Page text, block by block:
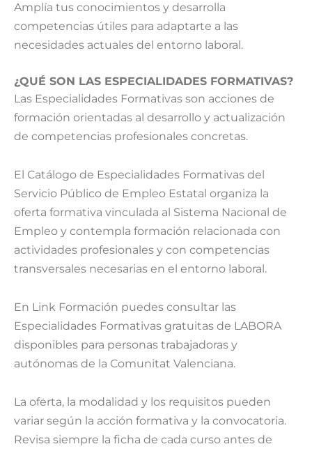
Amplía tus conocimientos y desarrolla
competencias útiles para adaptarte a las
necesidades actuales del entorno laboral.
¿QUÉ SON LAS ESPECIALIDADES FORMATIVAS?
Las Especialidades Formativas son acciones de
formación orientadas al desarrollo y actualización
de competencias profesionales concretas.
El Catálogo de Especialidades Formativas del
Servicio Público de Empleo Estatal organiza la
oferta formativa vinculada al Sistema Nacional de
Empleo y contempla formación relacionada con
actividades profesionales y con competencias
transversales necesarias en el entorno laboral.
En Link Formación puedes consultar las
Especialidades Formativas gratuitas de LABORA
disponibles para personas trabajadoras y
autónomas de la Comunitat Valenciana.
La oferta, la modalidad y los requisitos pueden
variar según la acción formativa y la convocatoria.
Revisa siempre la ficha de cada curso antes de